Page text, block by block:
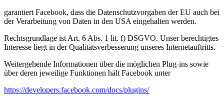
garantiert Facebook, dass die Datenschutzvorgaben der EU auch bei
der Verarbeitung von Daten in den USA eingehalten werden.
Rechtsgrundlage ist Art. 6 Abs. 1 lit. f) DSGVO. Unser berechtigtes
Interesse liegt in der Qualitätsverbesserung unseres Internetauftritts.
Weitergehende Informationen über die möglichen Plug-ins sowie
über deren jeweilige Funktionen hält Facebook unter
https://developers.facebook.com/docs/plugins/